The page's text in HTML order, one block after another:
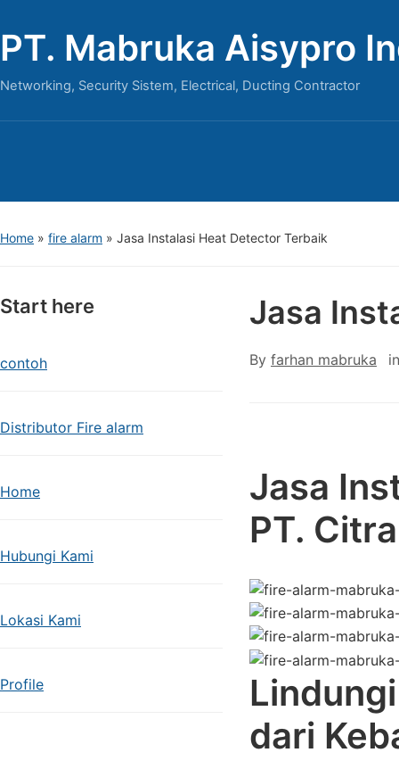
PT. Mabruka Aisypro
Networking, Security Sistem, Electrical, Ducting Contractor
Home » fire alarm » Jasa Instalasi Heat Detector Terbaik
Start here
contoh
Distributor Fire alarm
Home
Hubungi Kami
Lokasi Kami
Profile
Jasa
By farhan mabruka
Jasa
PT.
dari